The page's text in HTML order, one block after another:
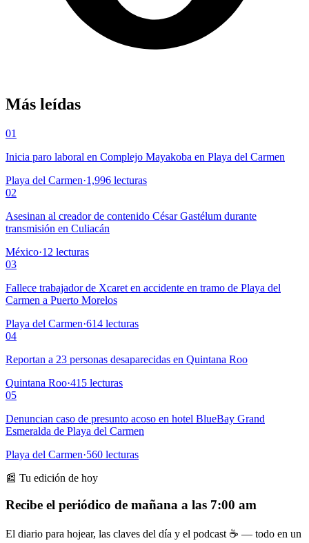
Más leídas
01
Inicia paro laboral en Complejo Mayakoba en Playa del Carmen
Playa del Carmen·1,996 lecturas
02
Asesinan al creador de contenido César Gastélum durante
transmisión en Culiacán
México·12 lecturas
03
Fallece trabajador de Xcaret en accidente en tramo de Playa del
Carmen a Puerto Morelos
Playa del Carmen·614 lecturas
04
Reportan a 23 personas desaparecidas en Quintana Roo
Quintana Roo·415 lecturas
05
Denuncian caso de presunto acoso en hotel BlueBay Grand
Esmeralda de Playa del Carmen
Playa del Carmen·560 lecturas
📰 Tu edición de hoy
Recibe el periódico de mañana a las 7:00 am
El diario para hojear, las claves del día y el podcast ☕ — todo en un